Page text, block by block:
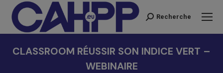
Recherche
Recherche
CLASSROOM RÉUSSIR SON INDICE VERT –
WEBINAIRE